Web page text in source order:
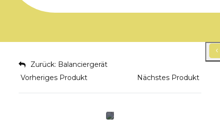
Zurück: Balanciergerät
Vorheriges Produkt
Nächstes Produkt
‹